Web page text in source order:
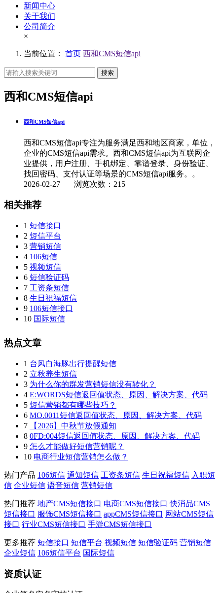
新闻中心
关于我们
公司简介
×
当前位置： 首页 西和CMS短信api
搜索
西和CMS短信api
西和CMS短信api
西和CMS短信api专注为服务满足西和地区商家，单位，
企业的CMS短信api需求。西和CMS短信api为互联网企
业提供，用户注册、手机绑定、靠谱登录、身份验证、
找回密码、支付认证等场景的CMS短信api服务。。
2026-02-27 浏览次数：215
相关推荐
1 短信接口
2 短信平台
3 营销短信
4 106短信
5 视频短信
6 短信验证码
7 工资条短信
8 生日祝福短信
9 106短信接口
10 国际短信
热点文章
1 台风白海豚出行提醒短信
2 立秋养生短信
3 为什么你的群发营销短信没有转化？
4 E:WORDS短信返回值状态、原因、解决方案、代码
5 短信营销都有哪些技巧？
6 MO.0011短信返回值状态、原因、解决方案、代码
7
【2026】中秋节放假通知
8 0FD:004短信返回值状态、原因、解决方案、代码
9 怎么才能做好短信营销呢？
10 电商行业短信营销怎么做？
热门产品 106短信 通知短信 工资条短信 生日祝福短信 入职短
信 企业短信 语音短信 营销短信
热门推荐 地产CMS短信接口 电商CMS短信接口 快消品CMS
短信接口 服饰CMS短信接口 appCMS短信接口 网站CMS短信
接口 行业CMS短信接口 手游CMS短信接口
更多推荐 短信接口 短信平台 视频短信 短信验证码 营销短信
企业短信 106短信平台 国际短信
资质认证